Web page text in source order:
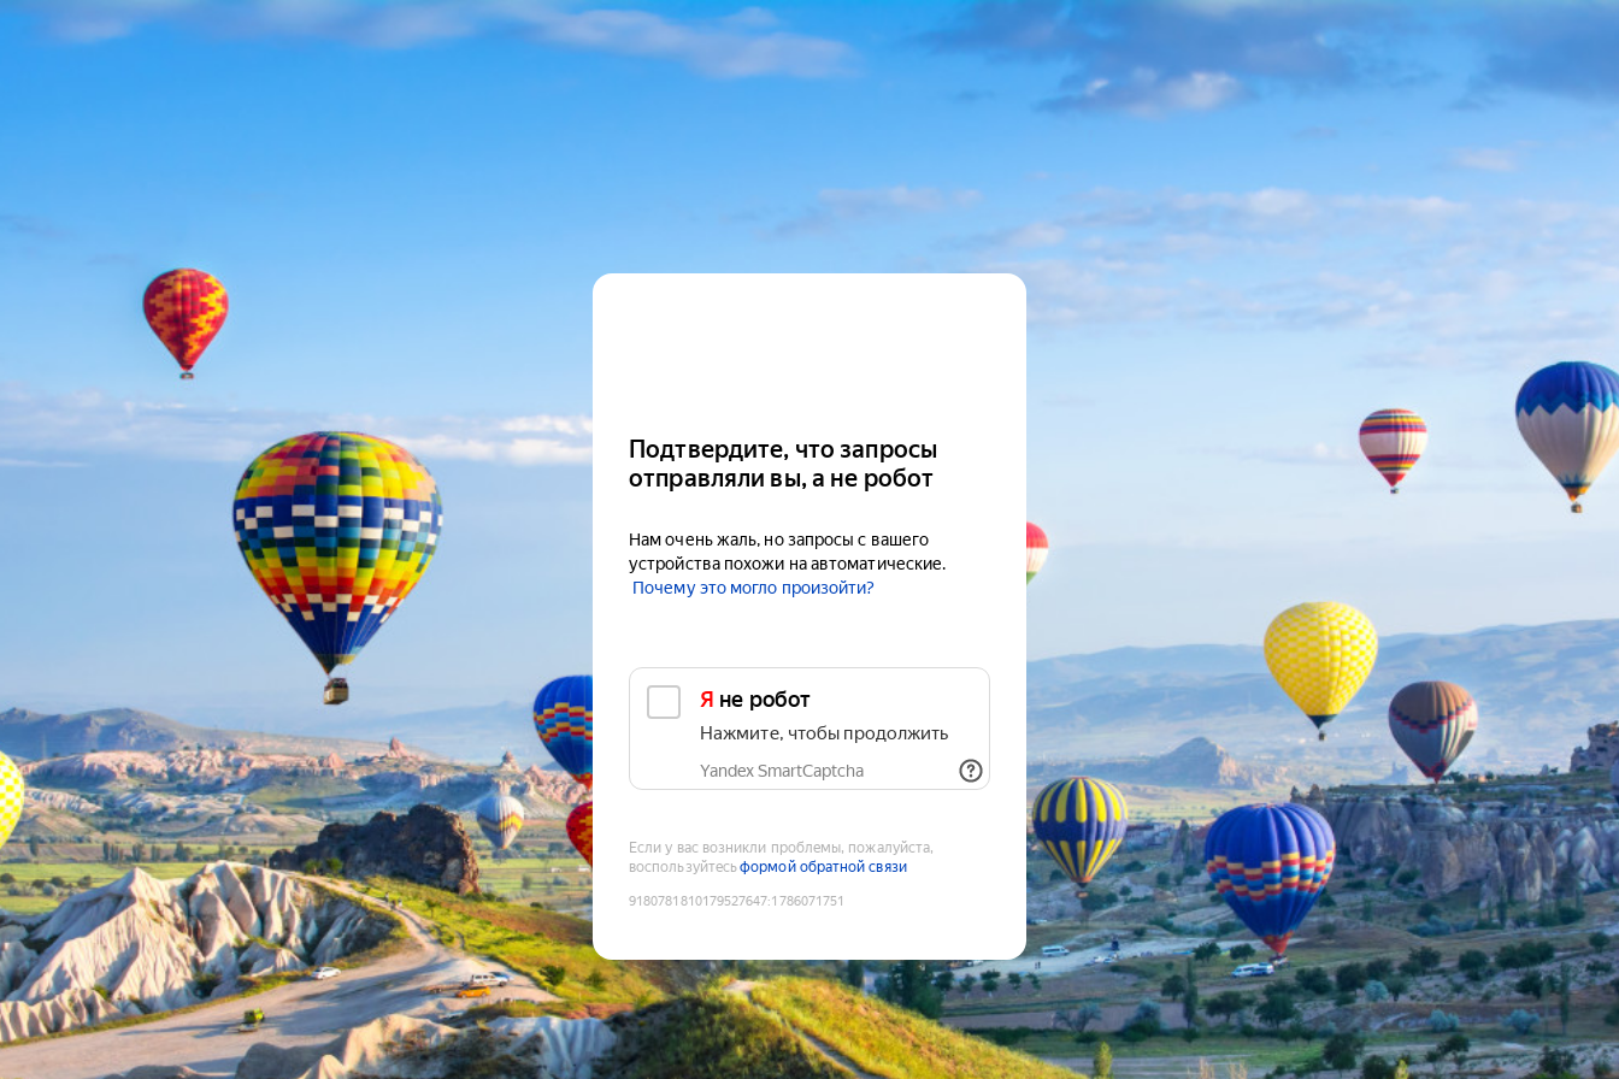
Подтвердите, что запросы
отправляли вы, а не робот
Нам очень жаль, но запросы с вашего
устройства похожи на автоматические.
Почему это могло произойти?
Я не робот
Нажмите, чтобы продолжить
Yandex SmartCaptcha
Если у вас возникли проблемы, пожалуйста,
воспользуйтесьформой обратной связи
9180781810179527647:1786071751